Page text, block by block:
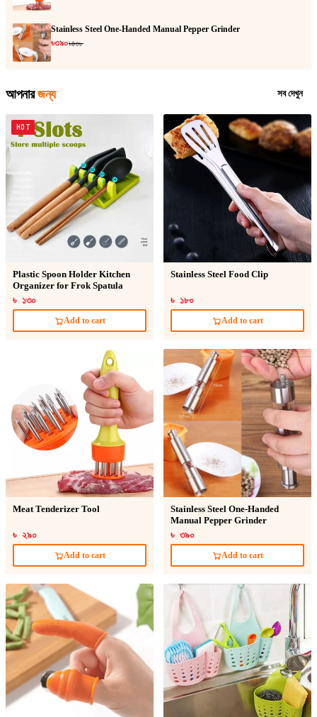
Stainless Steel One-Handed Manual Pepper Grinder
৳৩৯০৳৪৩৮
আপনার জন্য সব দেখুন
HOT
Plastic Spoon Holder Kitchen
Organizer for Frok Spatula
৳ ১৩০
Add to cart
Stainless Steel Food Clip
৳ ১৮০
Add to cart
Meat Tenderizer Tool
৳ ২৯০
Add to cart
Stainless Steel One-Handed
Manual Pepper Grinder
৳ ৩৯০
Add to cart